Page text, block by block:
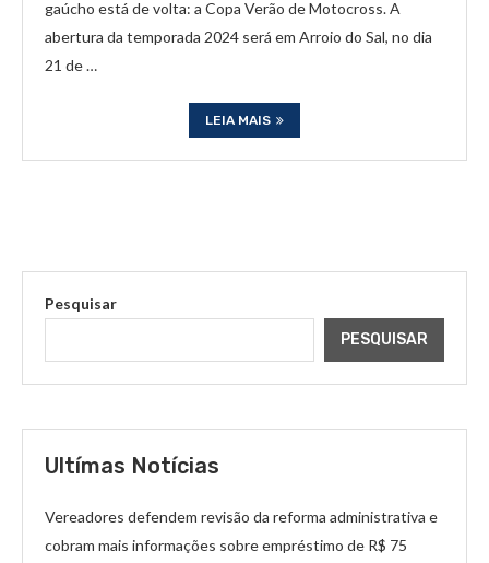
gaúcho está de volta: a Copa Verão de Motocross. A
abertura da temporada 2024 será em Arroio do Sal, no dia
21 de …
LEIA MAIS
Pesquisar
PESQUISAR
Ultímas Notícias
Vereadores defendem revisão da reforma administrativa e
cobram mais informações sobre empréstimo de R$ 75